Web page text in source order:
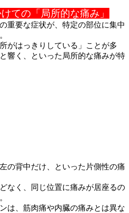
ての「局所的な痛み」
重要な症状が、特定の部位に集中
がはっきりしている」ことが多
響く、といった局所的な痛みが特
の背中だけ、といった片側性の痛
なく、同じ位置に痛みが居座るの
は、筋肉痛や内臓の痛みとは異な